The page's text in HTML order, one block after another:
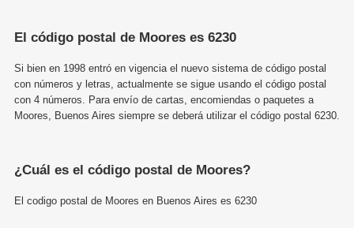
El código postal de Moores es 6230
Si bien en 1998 entró en vigencia el nuevo sistema de código postal
con números y letras, actualmente se sigue usando el código postal
con 4 números. Para envío de cartas, encomiendas o paquetes a
Moores, Buenos Aires siempre se deberá utilizar el código postal 6230.
¿Cuál es el código postal de Moores?
El codigo postal de Moores en Buenos Aires es 6230